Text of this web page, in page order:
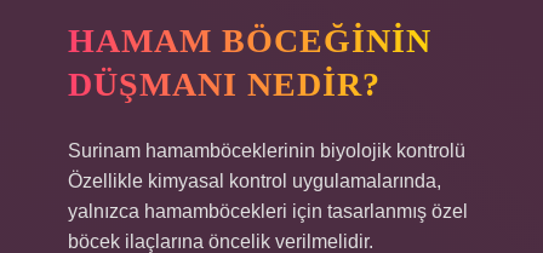
HAMAM BÖCEĞININ
DÜŞMANI NEDIR?
Surinam hamamböceklerinin biyolojik kontrolü
Özellikle kimyasal kontrol uygulamalarında,
yalnızca hamamböcekleri için tasarlanmış özel
böcek ilaçlarına öncelik verilmelidir.